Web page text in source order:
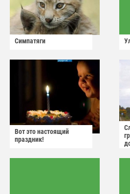
Симпатяги
Вот это настоящий
праздник!